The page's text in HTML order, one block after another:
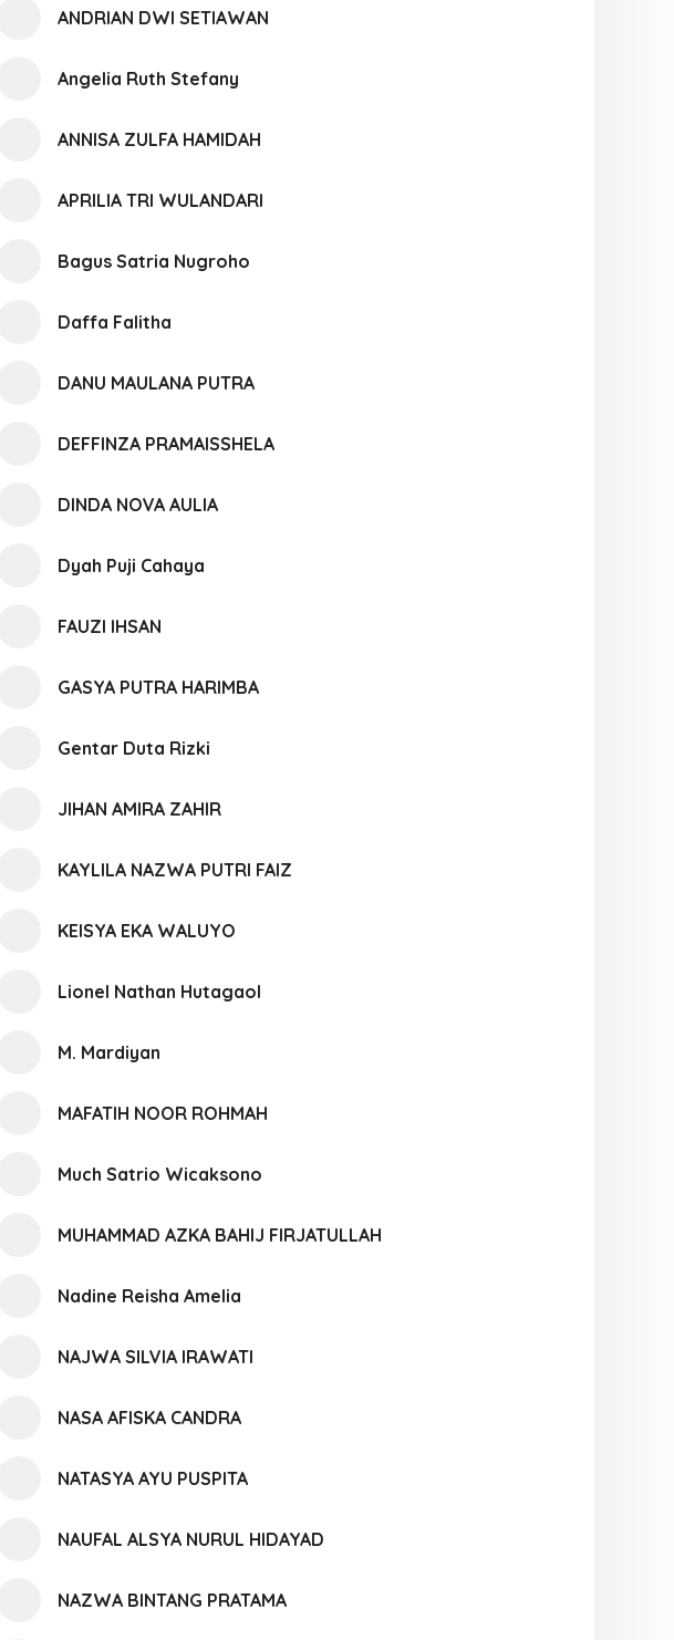
ANDRIAN DWI SETIAWAN
Angelia Ruth Stefany
ANNISA ZULFA HAMIDAH
APRILIA TRI WULANDARI
Bagus Satria Nugroho
Daffa Falitha
DANU MAULANA PUTRA
DEFFINZA PRAMAISSHELA
DINDA NOVA AULIA
Dyah Puji Cahaya
FAUZI IHSAN
GASYA PUTRA HARIMBA
Gentar Duta Rizki
JIHAN AMIRA ZAHIR
KAYLILA NAZWA PUTRI FAIZ
KEISYA EKA WALUYO
Lionel Nathan Hutagaol
M. Mardiyan
MAFATIH NOOR ROHMAH
Much Satrio Wicaksono
MUHAMMAD AZKA BAHIJ FIRJATULLAH
Nadine Reisha Amelia
NAJWA SILVIA IRAWATI
NASA AFISKA CANDRA
NATASYA AYU PUSPITA
NAUFAL ALSYA NURUL HIDAYAD
NAZWA BINTANG PRATAMA